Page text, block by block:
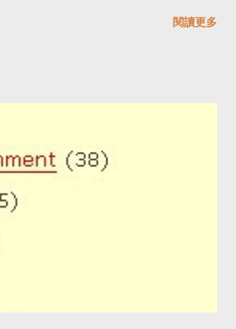
得受傷。 有人使用 Deep Fake 把台灣名人
消費者在國外電子商務平台買東西，但資
政府願意協助，但衡量至國外打官司的時
了《厄夜變奏曲》的花絮，在拍完這部電
開始時有旁白，所謂的場景則象徵性的在
的McKay家有片落地窗，醫生有藥櫃，作
格」的居民的職業和對他們最重要的事
在「序」這一段裡介紹了Dogville和裡面
五幕裡，從Grace來到這個貧瘠的村莊，
意也讓人難以忍受，到此為止，大部份村
同在序中介紹的善良正直。雖說在看電影
閱讀更多